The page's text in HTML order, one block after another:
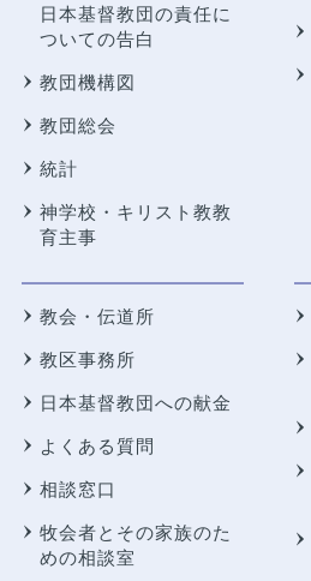
日本基督教団の責任に
ついての告白
教団機構図
教団総会
統計
神学校・キリスト教教
育主事
教会・伝道所
教区事務所
日本基督教団への献金
よくある質問
相談窓口
牧会者とその家族のた
めの相談室